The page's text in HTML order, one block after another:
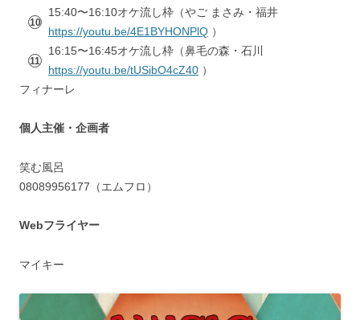
15:40〜16:10オケ流し枠（やご まさみ・福井
https://youtu.be/4E1BYHONPlQ ）
16:15〜16:45オケ流し枠（鼻毛の森・石川
https://youtu.be/tUSibO4cZ40 ）
フィナーレ
個人主催・企画者
笑む風呂
08089956177（エムフロ）
Webフライヤー
マイキー